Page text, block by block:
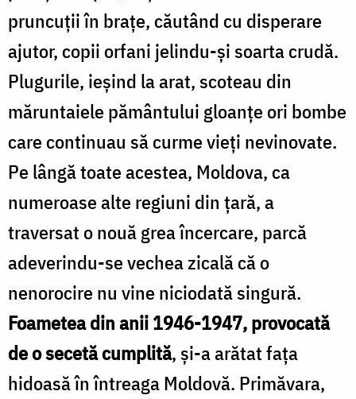
pruncuţii în braţe, căutând cu disperare
ajutor, copii orfani jelindu-şi soarta crudă.
Plugurile, ieșind la arat, scoteau din
măruntaiele pământului gloanțe ori bombe
care continuau să curme vieți nevinovate.
Pe lângă toate acestea, Moldova, ca
numeroase alte regiuni din țară, a
traversat o nouă grea încercare, parcă
adeverindu-se vechea zicală că o
nenorocire nu vine niciodată singură.
Foametea din anii 1946-1947, provocată
de o secetă cumplită, și-a arătat fața
hidoasă în întreaga Moldovă. Primăvara,